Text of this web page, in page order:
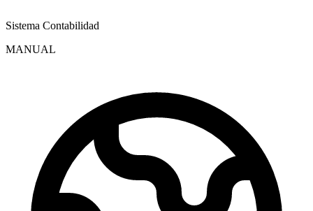
Sistema Contabilidad
MANUAL